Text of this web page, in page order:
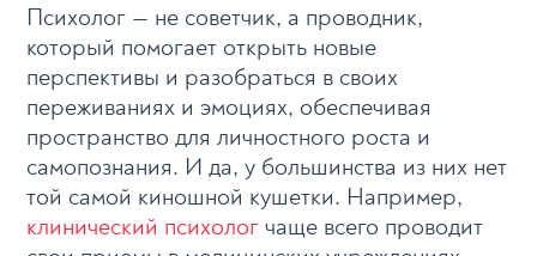
Психолог — не советчик, а проводник,
который помогает открыть новые
перспективы и разобраться в своих
переживаниях и эмоциях, обеспечивая
пространство для личностного роста и
самопознания. И да, у большинства из них нет
той самой киношной кушетки. Например,
клинический психолог чаще всего проводит